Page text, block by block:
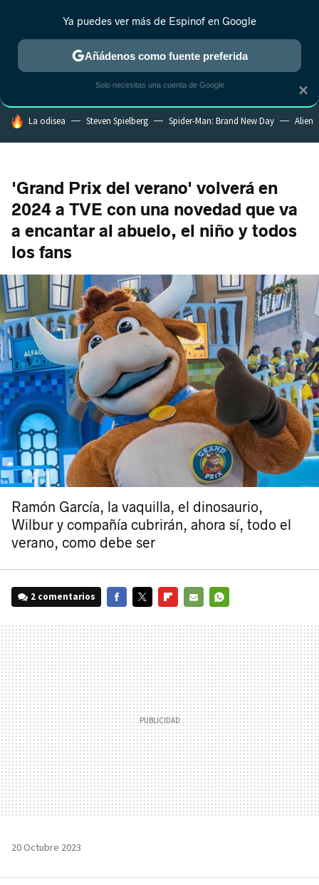
MENÚ NUEVO
ESTRENOS REALITY ANIME RANKINGS CINE
HOY SE HABLA DE
La odisea Steven Spielberg Spider-Man: Brand New Day Alien
'Grand Prix del verano' volverá en
2024 a TVE con una novedad que va
a encantar al abuelo, el niño y todos
los fans
Ramón García, la vaquilla, el dinosaurio,
Wilbur y compañía cubrirán, ahora sí, todo el
verano, como debe ser
2 comentarios
MAIL
20 Octubre 2023
×
Ya puedes ver más de Espinof en Google
Añádenos como fuente preferida
Solo necesitas una cuenta de Google